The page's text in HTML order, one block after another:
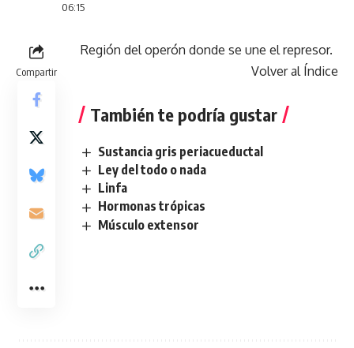
06:15
Compartir
Región del operón donde se une el represor.
Volver al Índice
También te podría gustar
Sustancia gris periacueductal
Ley del todo o nada
Linfa
Hormonas trópicas
Músculo extensor